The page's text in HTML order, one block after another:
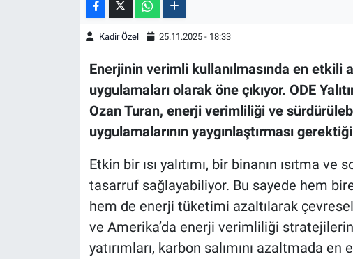
Kadir Özel 25.11.2025 - 18:33
Enerjinin verimli kullanılmasında en etkili
uygulamaları olarak öne çıkıyor. ODE
Ozan Turan, enerji verimliliği ve
uygulamalarının yaygınlaştırması
Etkin bir ısı yalıtımı, bir binanın ısıtma
tasarruf sağlayabiliyor. Bu sayede hem
hem de enerji tüketimi azaltılarak
ve Amerika’da enerji verimliliği
yatırımları, karbon salımını azaltmada